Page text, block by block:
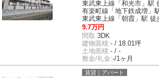
東武東上線「和光市」駅
有楽町線「地下鉄成増」
東武東上線「朝霞」駅 徒
9.7万円
間取:3DK
建物面積:- / 18.01坪
土地面積:- / -
敷金/礼金:-/1ヶ月
賃貸｜アパート